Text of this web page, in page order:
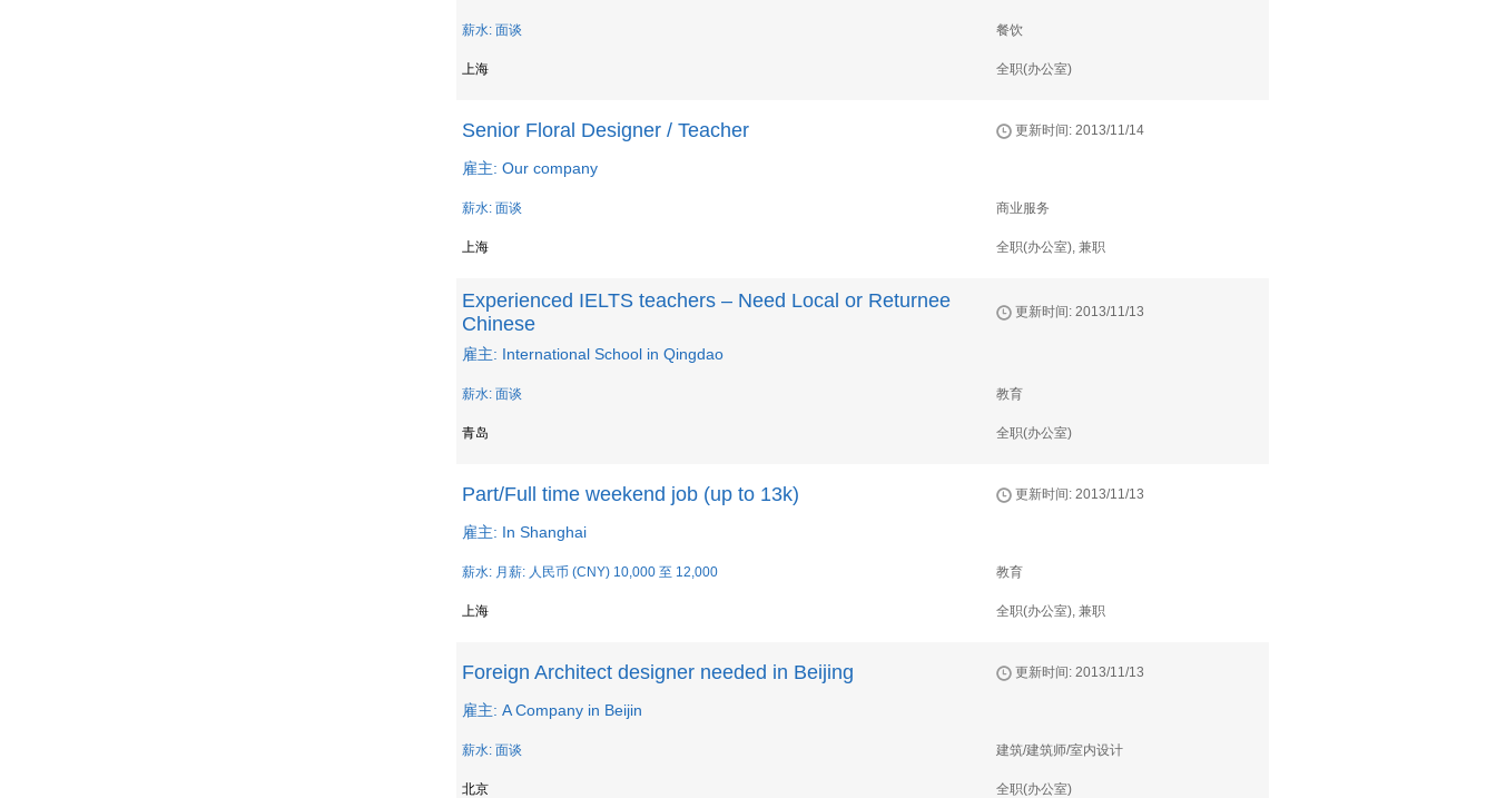
薪水: 面谈 餐饮
上海 全职(办公室)
Senior Floral Designer / Teacher 更新时间: 2013/11/14
雇主: Our company
薪水: 面谈 商业服务
上海 全职(办公室), 兼职
Experienced IELTS teachers – Need Local or Returnee
Chinese
更新时间: 2013/11/13
雇主: International School in Qingdao
薪水: 面谈 教育
青岛 全职(办公室)
Part/Full time weekend job (up to 13k) 更新时间: 2013/11/13
雇主: In Shanghai
薪水: 月薪: 人民币 (CNY) 10,000 至 12,000 教育
上海 全职(办公室), 兼职
Foreign Architect designer needed in Beijing 更新时间: 2013/11/13
雇主: A Company in Beijin
薪水: 面谈 建筑/建筑师/室内设计
北京 全职(办公室)